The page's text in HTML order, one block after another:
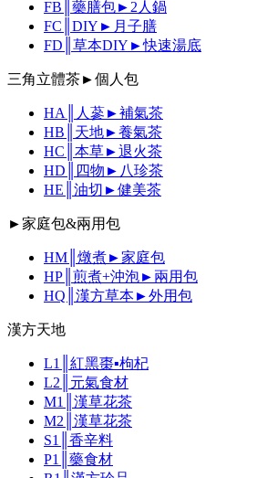
FB║藥膳包►2人鍋
FC║DIY►月子膳
FD║草本DIY►快速湯底
三角立體茶►個人包
HA║人蔘►補氣茶
HB║天地►養氣茶
HC║本草►退火茶
HD║四物►八珍茶
HE║油切►健美茶
►家庭包&兩用包
HM║燉煮►家庭包
HP║煎煮+沖泡►兩用包
HQ║漢方草本►外用包
漢方天地
L1║紅黑棗▪枸杞
L2║元氣食材
M1║漢草花茶
M2║漢草花茶
S1║香辛料
P1║藥食材